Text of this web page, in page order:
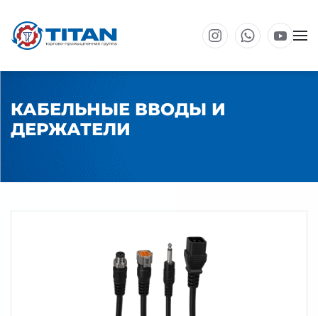
Перейти к основному содержанию
КАБЕЛЬНЫЕ ВВОДЫ И
ДЕРЖАТЕЛИ